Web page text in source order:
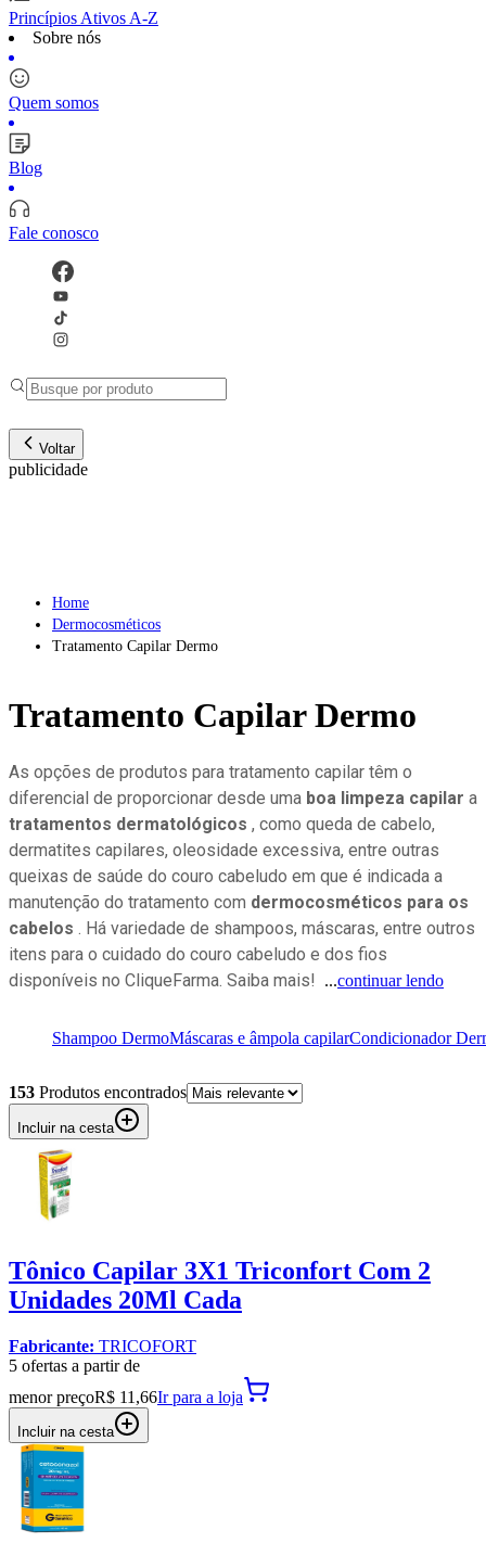
Princípios Ativos A-Z
Sobre nós
Quem somos
Blog
Fale conosco
Voltar
publicidade
Home
Dermocosméticos
Tratamento Capilar Dermo
Tratamento Capilar Dermo
As opções de produtos para tratamento capilar têm o
diferencial de proporcionar desde uma boa limpeza capilar a
tratamentos dermatológicos , como queda de cabelo,
dermatites capilares, oleosidade excessiva, entre outras
queixas de saúde do couro cabeludo em que é indicada a
manutenção do tratamento com dermocosméticos para os
cabelos . Há variedade de shampoos, máscaras, entre outros
itens para o cuidado do couro cabeludo e dos fios
disponíveis no CliqueFarma. Saiba mais!
...continuar lendo
Shampoo DermoMáscaras e âmpola capilarCondicionador
153 Produtos encontrados
Incluir na cesta
Tônico Capilar 3X1 Triconfort Com 2
Unidades 20Ml Cada
Fabricante: TRICOFORT
5 ofertas a partir de
menor preçoR$ 11,66Ir para a loja
Incluir na cesta